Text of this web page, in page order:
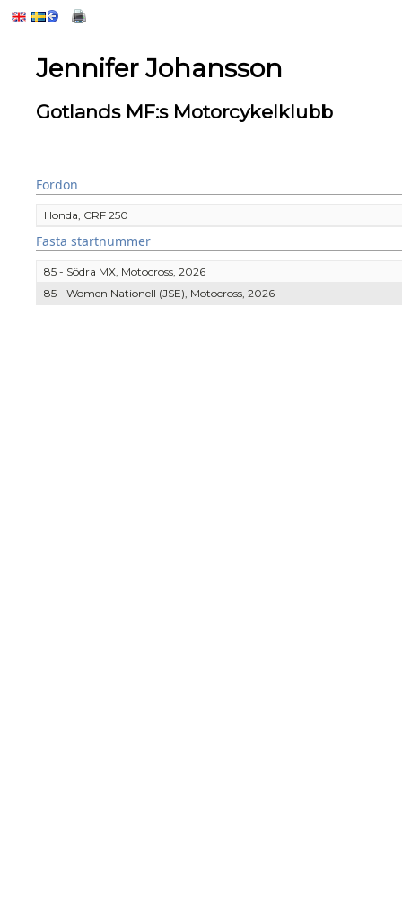
Jennifer Johansson
Gotlands MF:s Motorcykelklubb
Fordon
Honda, CRF 250
Fasta startnummer
85 - Södra MX, Motocross, 2026
85 - Women Nationell (JSE), Motocross, 2026